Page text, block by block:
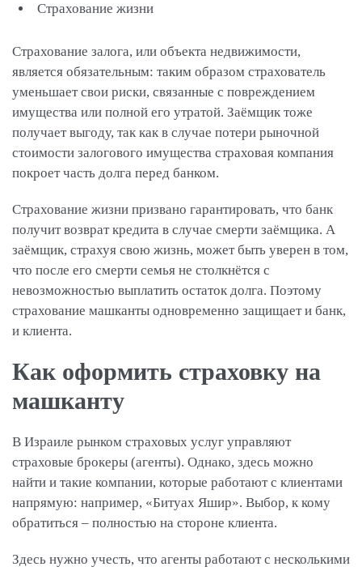
Страхование жизни
Страхование залога, или объекта недвижимости,
является обязательным: таким образом страхователь
уменьшает свои риски, связанные с повреждением
имущества или полной его утратой. Заёмщик тоже
получает выгоду, так как в случае потери рыночной
стоимости залогового имущества страховая компания
покроет часть долга перед банком.
Страхование жизни призвано гарантировать, что банк
получит возврат кредита в случае смерти заёмщика. А
заёмщик, страхуя свою жизнь, может быть уверен в том,
что после его смерти семья не столкнётся с
невозможностью выплатить остаток долга. Поэтому
страхование машканты одновременно защищает и банк,
и клиента.
Как оформить страховку на
машканту
В Израиле рынком страховых услуг управляют
страховые брокеры (агенты). Однако, здесь можно
найти и такие компании, которые работают с клиентами
напрямую: например, «Битуах Яшир». Выбор, к кому
обратиться – полностью на стороне клиента.
Здесь нужно учесть, что агенты работают с несколькими